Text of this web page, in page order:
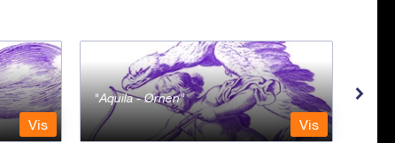
Vis
Aquila - Ørnen
Vis